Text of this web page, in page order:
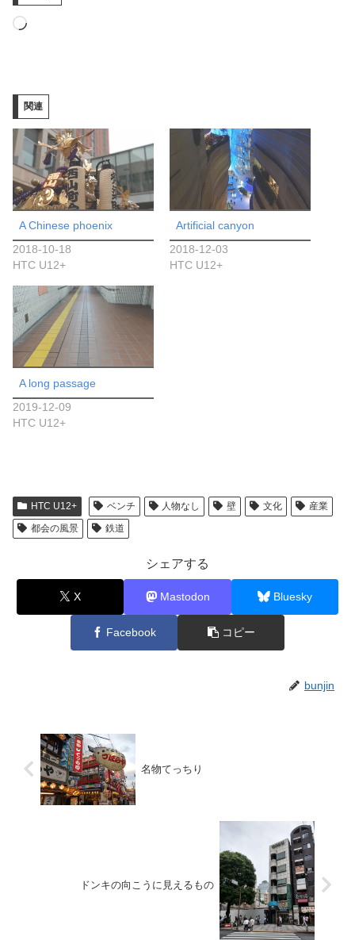
読
み
中…
関連
A Chinese phoenix
2018-10-18
HTC U12+
Artificial canyon
2018-12-03
HTC U12+
A long passage
2019-12-09
HTC U12+
HTC U12+ ベンチ 人物なし 壁 文化
産業
都会の風景
鉄道
シェアする
X Mastodon Bluesky
Facebook コピー
bunjin
名物てっちり
ドンキの向こうに見えるもの